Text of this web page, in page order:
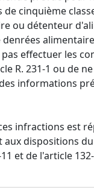
cinquième
ou détenteur
denrées
effectuer les
R. 231-1 ou de
informations
infractions est
dispositions
et de l'article